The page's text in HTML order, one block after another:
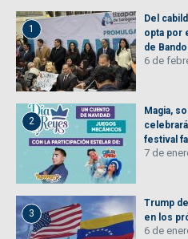
1
Del
opta por
de
6 de
2
Magia,
festival
7 de
3
Trump
en los
6 de